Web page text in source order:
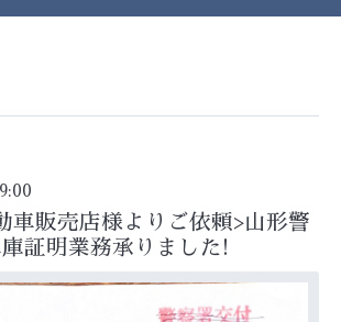
車販売店様よりご依頼>山形警
証明業務承りました!